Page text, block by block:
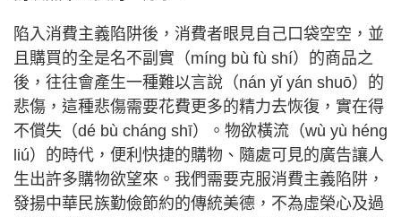
陷入消費主義陷阱後，消費者眼見自己口袋空空，並
且購買的全是名不副實（míng bù fù shí）的商品之
後，往往會產生一種難以言說（nán yǐ yán shuō）的
悲傷，這種悲傷需要花費更多的精力去恢復，實在得
不償失（dé bù cháng shī）。物欲橫流（wù yù héng
liú）的時代，便利快捷的購物、隨處可見的廣告讓人
生出許多購物欲望來。我們需要克服消費主義陷阱，
發揚中華民族勤儉節約的傳統美德，不為虛榮心及過